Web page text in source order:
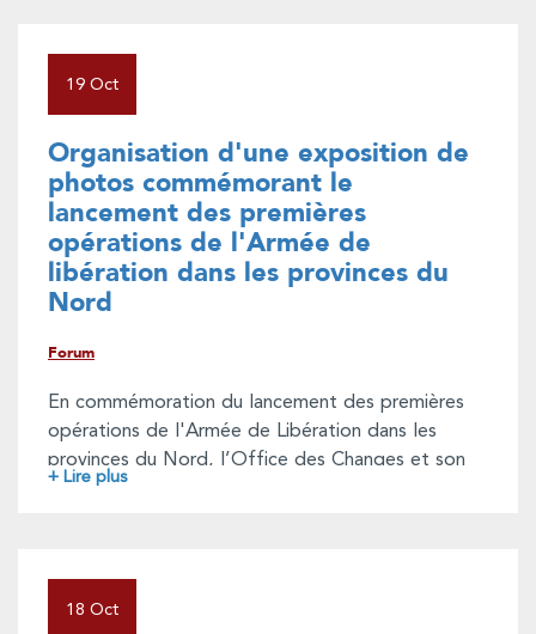
19 Oct
Organisation d'une exposition de
photos commémorant le
lancement des premières
opérations de l'Armée de
libération dans les provinces du
Nord
Forum
En commémoration du lancement des premières
opérations de l'Armée de Libération dans les
provinces du Nord, l’Office des Changes et son
Association des Œuvres Sociales, en coordination
mercredi 19 octobre au mardi 25 octobre 2022, au
+ Lire plus
18 Oct